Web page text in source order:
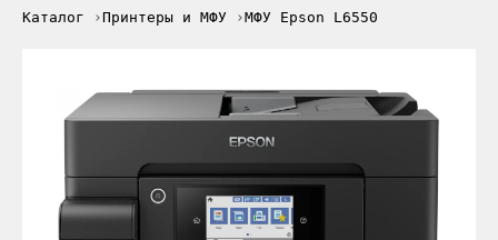
Каталог Принтеры и МФУ МФУ Epson L6550